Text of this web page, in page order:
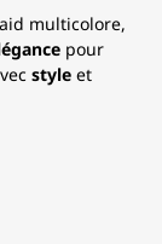
multicolore,
pour
style et